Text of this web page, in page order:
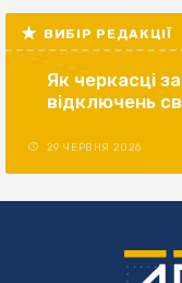
ВИБІР РЕДАКЦІЇ
Як черкасці
відключень
29 ЧЕРВНЯ 2026